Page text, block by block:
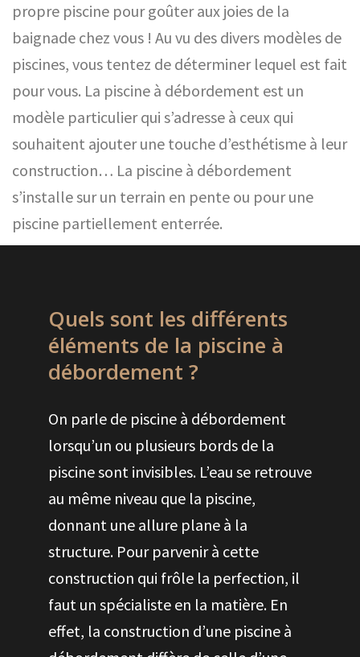
propre piscine pour goûter aux joies de la
baignade chez vous ! Au vu des divers modèles de
piscines, vous tentez de déterminer lequel est fait
pour vous. La piscine à débordement est un
modèle particulier qui s’adresse à ceux qui
souhaitent ajouter une touche d’esthétisme à leur
construction… La piscine à débordement
s’installe sur un terrain en pente ou pour une
piscine partiellement enterrée.
Quels sont les différents
éléments de la piscine à
débordement ?
On parle de piscine à débordement
lorsqu’un ou plusieurs bords de la
piscine sont invisibles. L’eau se retrouve
au même niveau que la piscine,
donnant une allure plane à la
structure. Pour parvenir à cette
construction qui frôle la perfection, il
faut un spécialiste en la matière. En
effet, la construction d’une piscine à